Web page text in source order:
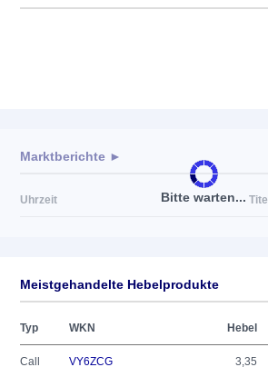
Bitte warten...
Marktberichte ►
Uhrzeit Titel
Meistgehandelte Hebelprodukte
Typ WKN Hebel
Call VY6ZCG 3,35